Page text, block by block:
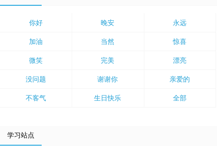
你好 晚安 永远
加油 当然 惊喜
微笑 完美 漂亮
没问题 谢谢你 亲爱的
不客气 生日快乐 全部
学习站点